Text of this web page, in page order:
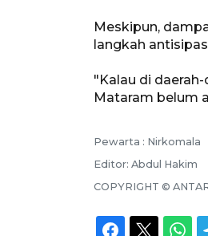
Meskipun,
langkah
"Kalau di
Mataram belum
Pewarta : Nirkomala
Editor: Abdul Hakim
COPYRIGHT ©